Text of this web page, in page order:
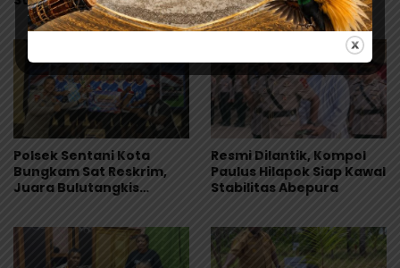
Pernyataan Kuasa
Hukum Yayasan KISP Tak
MBG
Keluhan Soal Gangguan
Kamtibmas
Polsek Sentani Kota
Bungkam Sat Reskrim,
Juara Bulutangkis
Resmi Dilantik, Kompol
Paulus Hilapok Siap Kawal
Stabilitas Abepura